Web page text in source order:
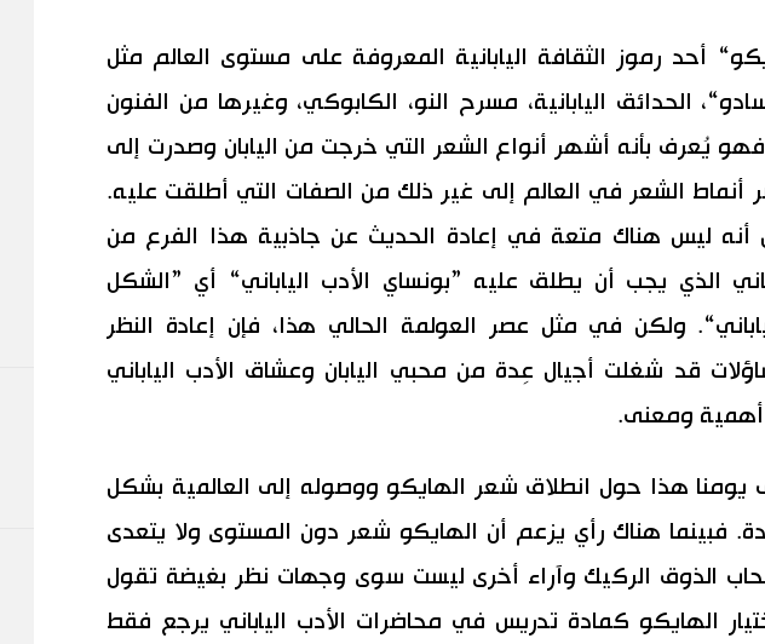
أحد رموز الثقافة اليابانية المعروفة على مستوى العالم مثل
الحدائق اليابانية، مسرح النو، الكابوكي، وغيرها من الفنون
فهو يُعرف بأنه أشهر أنواع الشعر التي خرجت من اليابان وصدرت إلى
أنماط الشعر في العالم إلى غير ذلك من الصفات التي أطلقت عليه.
أنه ليس هناك متعة في إعادة الحديث عن جاذبية هذا الفرع من
الذي يجب أن يطلق عليه ”بونساي الأدب الياباني“ أي ”الشكل
ولكن في مثل عصر العولمة الحالي هذا، فإن إعادة النظر
قد شغلت أجيال عِدة من محبي اليابان وعشاق الأدب الياباني
أهمية ومعنى.
يومنا هذا حول انطلاق شعر الهايكو ووصوله إلى العالمية بشكل
فبينما هناك رأي يزعم أن الهايكو شعر دون المستوى ولا يتعدى
الذوق الركيك وآراء أخرى ليست سوى وجهات نظر بغيضة تقول
الهايكو كمادة تدريس في محاضرات الأدب الياباني يرجع فقط